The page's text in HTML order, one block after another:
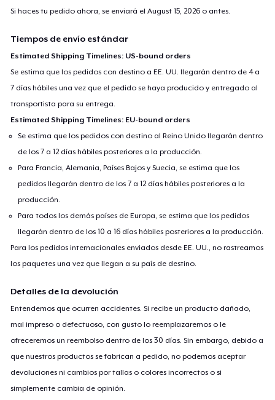
Si haces tu pedido ahora, se enviará elAugust 15, 2026 o antes.
Tiempos de envío estándar
Estimated Shipping Timelines: US-bound orders
Se estima que los pedidos con destino a EE. UU. llegarán dentro de 4 a
7 días hábiles una vez que el pedido se haya producido y entregado al
transportista para su entrega.
Estimated Shipping Timelines: EU-bound orders
Se estima que los pedidos con destino al Reino Unido llegarán dentro
de los 7 a 12 días hábiles posteriores a la producción.
Para Francia, Alemania, Países Bajos y Suecia, se estima que los
pedidos llegarán dentro de los 7 a 12 días hábiles posteriores a la
producción.
Para todos los demás países de Europa, se estima que los pedidos
llegarán dentro de los 10 a 16 días hábiles posteriores a la producción.
Para los pedidos internacionales enviados desde EE. UU., no rastreamos
los paquetes una vez que llegan a su país de destino.
Detalles de la devolución
Entendemos que ocurren accidentes. Si recibe un producto dañado,
mal impreso o defectuoso, con gusto lo reemplazaremos o le
ofreceremos un reembolso dentro de los 30 días. Sin embargo, debido a
que nuestros productos se fabrican a pedido, no podemos aceptar
devoluciones ni cambios por tallas o colores incorrectos o si
simplemente cambia de opinión.